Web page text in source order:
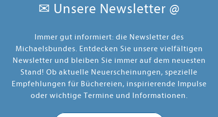
✉ Unsere Newsletter @
Immer gut informiert: die Newsletter des
Michaelsbundes. Entdecken Sie unsere vielfältigen
Newsletter und bleiben Sie immer auf dem neuesten
Stand! Ob aktuelle Neuerscheinungen, spezielle
Empfehlungen für Büchereien, inspirierende Impulse
oder wichtige Termine und Informationen.